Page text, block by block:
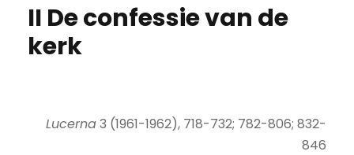
II De confessie van de
kerk
Lucerna3 (1961-1962), 718-732; 782-806; 832-
846